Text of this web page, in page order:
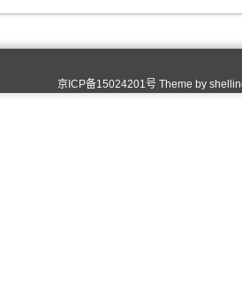
京ICP备15024201号 Theme by